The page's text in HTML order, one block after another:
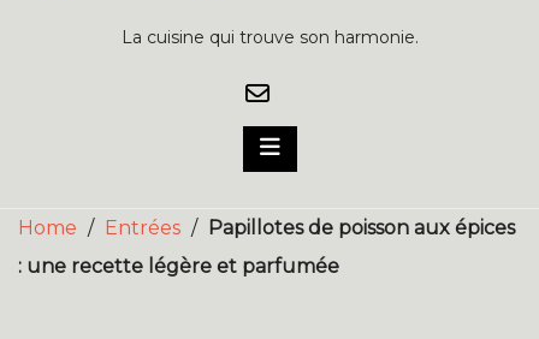
La cuisine qui trouve son harmonie.
Home / Entrées /
Papillotes de poisson aux épices
: une recette légère et parfumée